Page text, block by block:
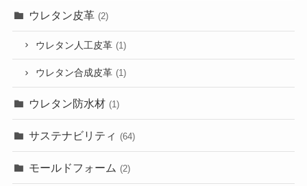
ウレタン皮革 (2)
ウレタン人工皮革 (1)
ウレタン合成皮革 (1)
ウレタン防水材 (1)
サステナビリティ (64)
モールドフォーム (2)